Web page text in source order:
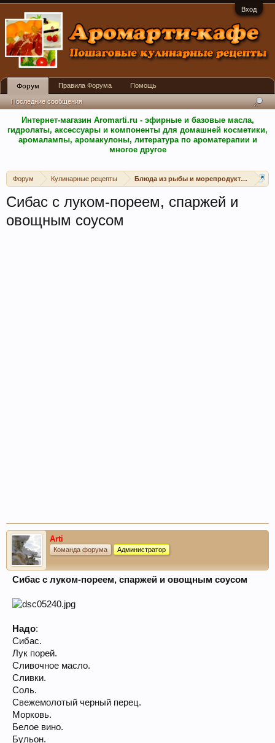
Вход
Интернет-магазин Aromarti.ru - эфирные и базовые масла,
гидролаты, аксессуары и компоненты для домашней косметики,
аромалампы, аромакулоны, литература по ароматерапии и
многое другое
Форум Кулинарные рецепты Блюда из рыбы и морепродуктов
Сибас с луком-пореем, спаржей и
овощным соусом
Arti
Команда форума Администратор
Сибас с луком-пореем, спаржей и овощным соусом
Надо:
Сибас.
Лук порей.
Сливочное масло.
Сливки.
Соль.
Свежемолотый черный перец.
Морковь.
Белое вино.
Бульон.
Форум
Последние сообщения
Правила Форума Помощь